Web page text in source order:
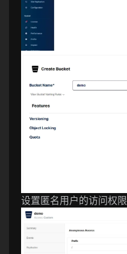
设置匿名用户的访问权限